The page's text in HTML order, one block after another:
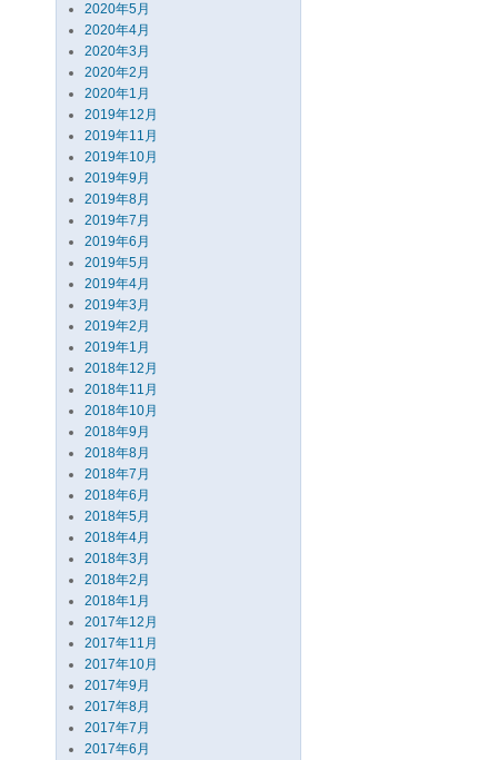
2020年5月
2020年4月
2020年3月
2020年2月
2020年1月
2019年12月
2019年11月
2019年10月
2019年9月
2019年8月
2019年7月
2019年6月
2019年5月
2019年4月
2019年3月
2019年2月
2019年1月
2018年12月
2018年11月
2018年10月
2018年9月
2018年8月
2018年7月
2018年6月
2018年5月
2018年4月
2018年3月
2018年2月
2018年1月
2017年12月
2017年11月
2017年10月
2017年9月
2017年8月
2017年7月
2017年6月